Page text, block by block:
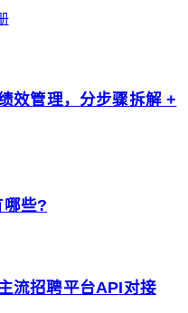
效管理，分步骤拆解 +
哪些?
流招聘平台API对接